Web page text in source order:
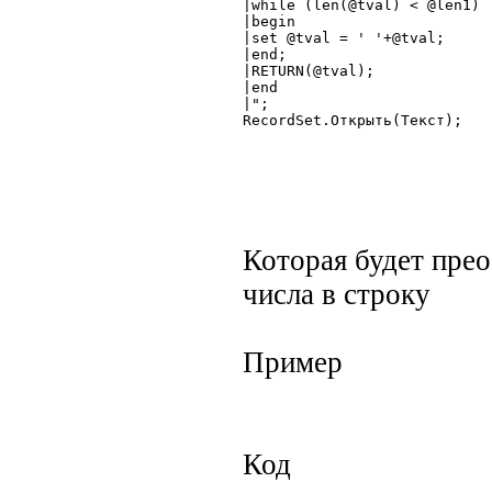
|while (len(@tval) < @len1)
|begin
|set @tval = ' '+@tval;
|end;
|RETURN(@tval);
|end
|";
RecordSet.Открыть(Текст);
Которая будет
числа в строку
Пример
Код